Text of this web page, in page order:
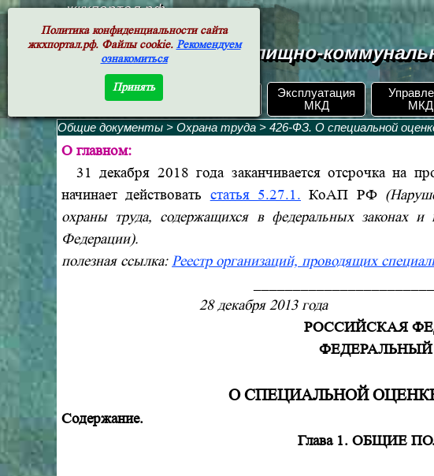
ЖКХ РФ.
Эксплуатация
МКД
МКД
Документы жилищно-
жкхпортал.рф
Общие документы >Охрана труда >426-ФЗ. О специальной
О главном:
31 декабря 2018 года заканчивается отсрочка на
начинает действовать статья 5.27.1. КоАП РФ
охраны труда, содержащихся в федеральных законах
Федерации).
полезная ссылка:Реестр организаций,проводящих
28 декабря
РОССИЙСКАЯ
О СПЕЦИАЛЬНОЙ
Содержание.
Глава 1. ОБЩИЕ
Политика конфиденциальности сайта
жкхпортал.рф. Файлы cookie. Рекомендуем
ознакомиться
Принять